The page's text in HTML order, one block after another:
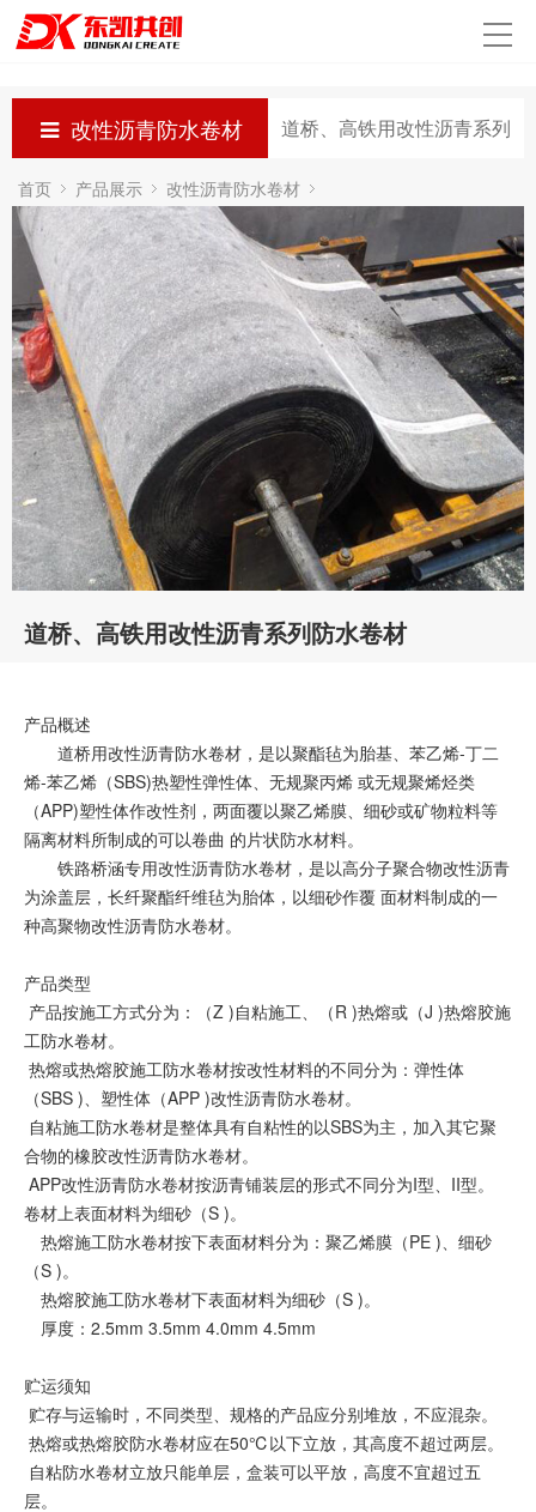
关于我们
新闻动态
产品展示
工程案例
生产实力
发货现场
联系我们
改性沥青防水卷材 道桥、高铁用改性沥青系列
首页 产品展示 改性沥青防水卷材
道桥、高铁用改性沥青系列
道桥、高铁用改性沥青系列防水卷材
产品概述
道桥用改性沥青防水卷材，是以聚酯毡为胎基、苯乙烯-丁二
烯-苯乙烯（SBS)热塑性弹性体、无规聚丙烯 或无规聚烯烃类
（APP)塑性体作改性剂，两面覆以聚乙烯膜、细砂或矿物粒料等
隔离材料所制成的可以卷曲 的片状防水材料。
铁路桥涵专用改性沥青防水卷材，是以高分子聚合物改性沥青
为涂盖层，长纤聚酯纤维毡为胎体，以细砂作覆 面材料制成的一
种高聚物改性沥青防水卷材。
产品类型
产品按施工方式分为：（Z )自粘施工、（R )热熔或（J )热熔胶施
工防水卷材。
热熔或热熔胶施工防水卷材按改性材料的不同分为：弹性体
（SBS )、塑性体（APP )改性沥青防水卷材。
自粘施工防水卷材是整体具有自粘性的以SBS为主，加入其它聚
合物的橡胶改性沥青防水卷材。
APP改性沥青防水卷材按沥青铺装层的形式不同分为I型、II型。
卷材上表面材料为细砂（S )。
热熔施工防水卷材按下表面材料分为：聚乙烯膜（PE )、细砂
（S )。
热熔胶施工防水卷材下表面材料为细砂（S )。
厚度：2.5mm 3.5mm 4.0mm 4.5mm
贮运须知
贮存与运输时，不同类型、规格的产品应分别堆放，不应混杂。
热熔或热熔胶防水卷材应在50℃以下立放，其高度不超过两层。
自粘防水卷材立放只能单层，盒装可以平放，高度不宜超过五
层。